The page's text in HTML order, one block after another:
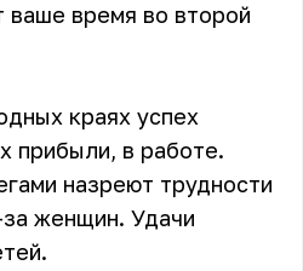
ваше время во второй
краях успех
прибыли, в работе.
назреют трудности
женщин. Удачи